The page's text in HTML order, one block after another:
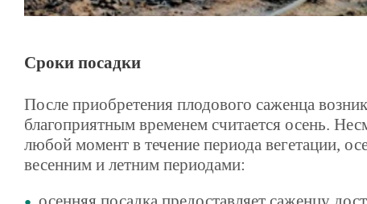
Сроки посадки
После приобретения плодового саженца
благоприятным временем считается осень.
любой момент в течение периода вегетации,
весенним и летним периодами: